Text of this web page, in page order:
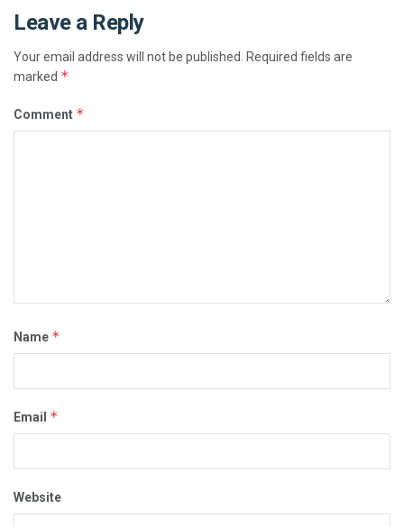
Leave a Reply
Your email address will not be published.
Required fields are
marked *
Comment *
Name *
Email *
Website